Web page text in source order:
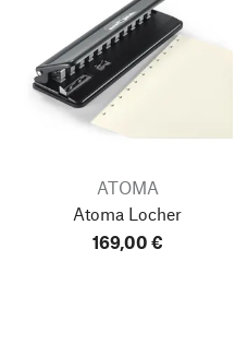
ATOMA
Atoma Locher
169,00 €